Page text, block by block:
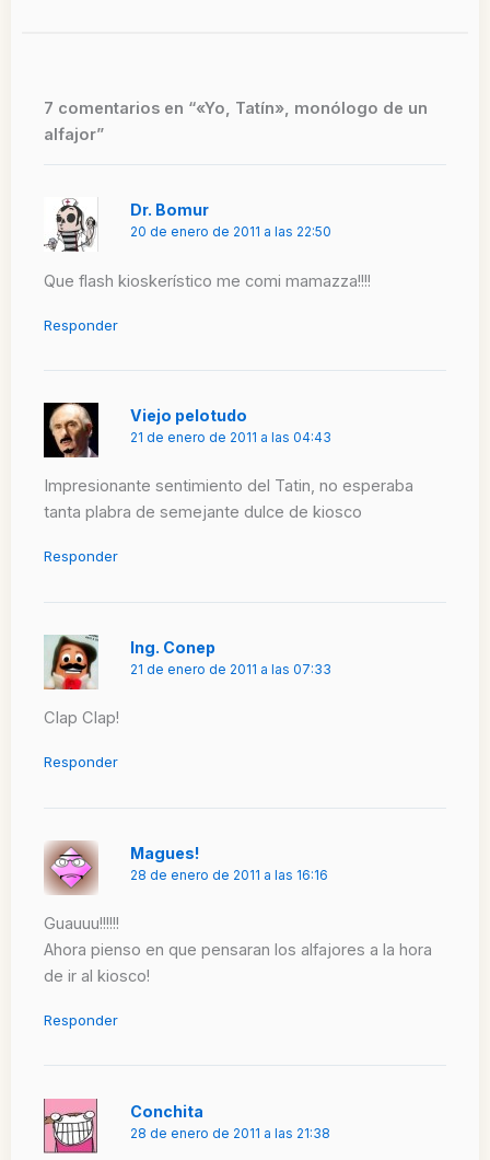
7 comentarios en “«Yo, Tatín», monólogo de un
alfajor”
Dr. Bomur
20 de enero de 2011 a las 22:50
Que flash kioskerístico me comi mamazza!!!!
Responder
Viejo pelotudo
21 de enero de 2011 a las 04:43
Impresionante sentimiento del Tatin, no esperaba
tanta plabra de semejante dulce de kiosco
Responder
Ing. Conep
21 de enero de 2011 a las 07:33
Clap Clap!
Responder
Magues!
28 de enero de 2011 a las 16:16
Guauuu!!!!!!
Ahora pienso en que pensaran los alfajores a la hora
de ir al kiosco!
Responder
Conchita
28 de enero de 2011 a las 21:38